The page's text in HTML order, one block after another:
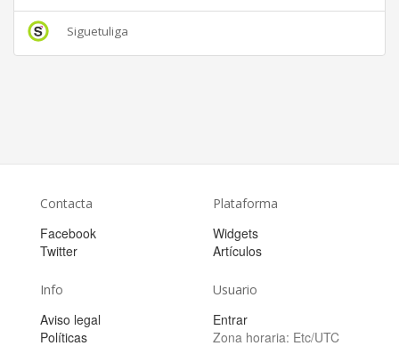
Siguetuliga
Contacta
Facebook
Twitter
Plataforma
Widgets
Artículos
Info
Aviso legal
Políticas
Usuario
Entrar
Zona horaria: Etc/UTC